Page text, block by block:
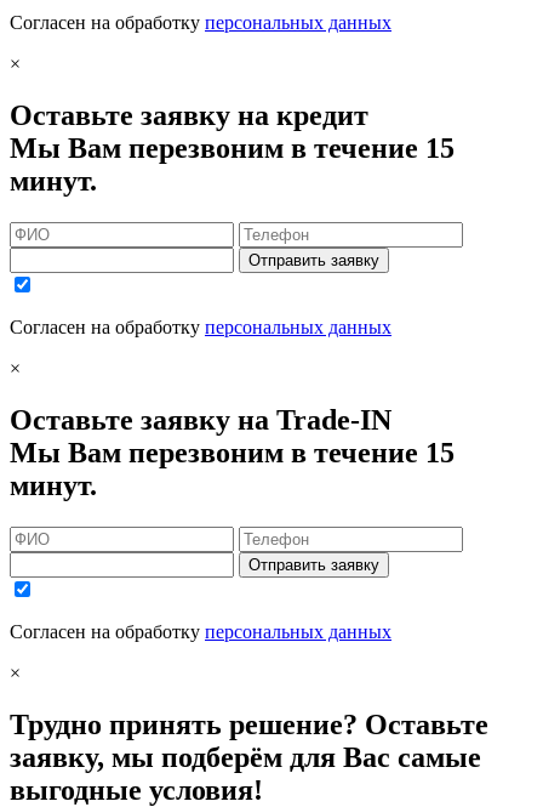
Согласен на обработку персональных данных
×
Оставьте заявку на кредит
Мы Вам перезвоним в течение 15
минут.
Отправить заявку
Согласен на обработку персональных данных
×
Оставьте заявку на Trade-IN
Мы Вам перезвоним в течение 15
минут.
Отправить заявку
Согласен на обработку персональных данных
×
Трудно принять решение? Оставьте
заявку, мы подберём для Вас самые
выгодные условия!